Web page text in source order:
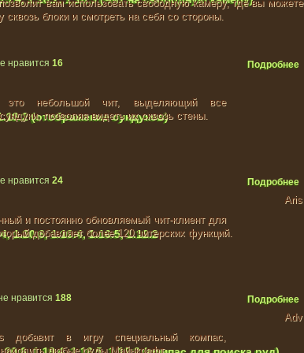
вам использовать свободную камеру, где вы можете
сквозь блоки и смотреть на себя со стороны.
нравится 16 Подробнее
(отображение сундуков)
это небольшой чит, выделяющий все
позволяя видеть их сквозь стены.
нравится 24 Подробнее
1.20.6, 1.19.4, 1.16.5, 1.12.2
Aris
и постоянно обновляемый чит-клиент для
добавляет более 120 читерских функций.
нравится 188 Подробнее
Adv
добавит в игру специальный компас,
любые руды Майнкрафт.